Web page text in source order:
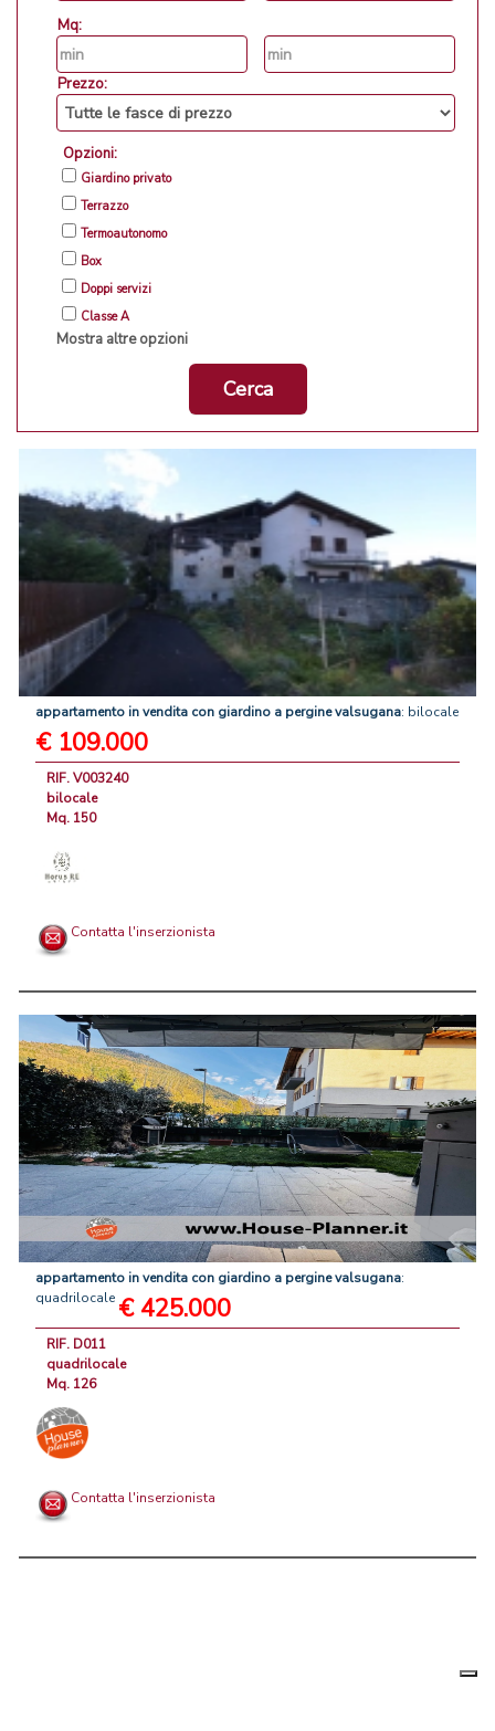
Mq:
Prezzo:
Opzioni:
Giardino privato
Terrazzo
Termoautonomo
Box
Doppi servizi
Classe A
Mostra altre opzioni
Cerca
appartamento invendita con giardino a perginevalsugana: bilocale
€ 109.000
RIF. V003240
bilocale
Mq. 150
Contatta l'inserzionista
appartamento invendita con giardino a perginevalsugana:
quadrilocale € 425.000
RIF. D011
quadrilocale
Mq. 126
Contatta l'inserzionista